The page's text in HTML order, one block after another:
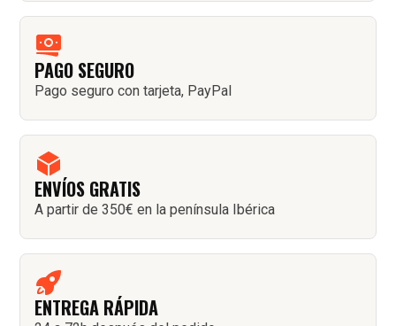
PAGO SEGURO
Pago seguro con tarjeta, PayPal
ENVÍOS GRATIS
A partir de 350€ en la península Ibérica
ENTREGA RÁPIDA